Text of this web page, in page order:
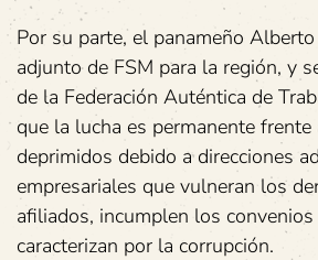
Por su parte, el panameño
adjunto de FSM para la región, y
de la Federación Auténtica de
que la lucha es permanente frente
deprimidos debido a direcciones
empresariales que vulneran los
afiliados, incumplen los
caracterizan por la corrupción.